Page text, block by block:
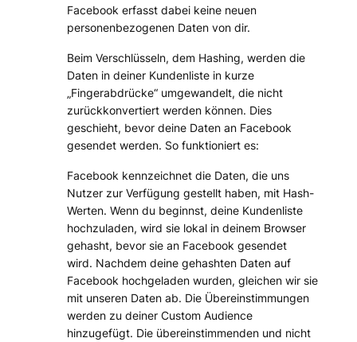
Facebook erfasst dabei keine neuen
personenbezogenen Daten von dir.
Beim Verschlüsseln, dem Hashing, werden die
Daten in deiner Kundenliste in kurze
„Fingerabdrücke“ umgewandelt, die nicht
zurückkonvertiert werden können. Dies
geschieht, bevor deine Daten an Facebook
gesendet werden. So funktioniert es:
Facebook kennzeichnet die Daten, die uns
Nutzer zur Verfügung gestellt haben, mit Hash-
Werten. Wenn du beginnst, deine Kundenliste
hochzuladen, wird sie lokal in deinem Browser
gehasht, bevor sie an Facebook gesendet
wird. Nachdem deine gehashten Daten auf
Facebook hochgeladen wurden, gleichen wir sie
mit unseren Daten ab. Die Übereinstimmungen
werden zu deiner Custom Audience
hinzugefügt. Die übereinstimmenden und nicht